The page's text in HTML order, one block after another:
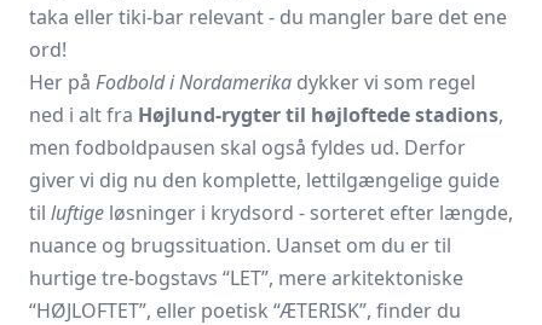
taka eller tiki-bar relevant - du mangler bare det ene
ord!
Her på Fodbold i Nordamerika dykker vi som regel
ned i alt fra Højlund-rygter til højloftede stadions,
men fodboldpausen skal også fyldes ud. Derfor
giver vi dig nu den komplette, lettilgængelige guide
til luftige løsninger i krydsord - sorteret efter længde,
nuance og brugssituation. Uanset om du er til
hurtige tre-bogstavs “LET”, mere arkitektoniske
“HØJLOFTET”, eller poetisk “ÆTERISK”, finder du